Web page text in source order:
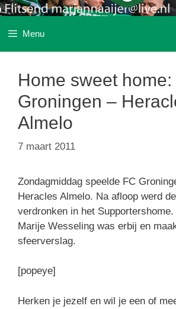
Menu
Home sweet home:
Groningen –
Almelo
7 maart 2011
Zondagmiddag speelde FC
Heracles Almelo. Na afloop werd
verdronken in het
Marije Wesseling was erbij en
sfeerverslag.
[popeye]
Herken je jezelf en wil je een of